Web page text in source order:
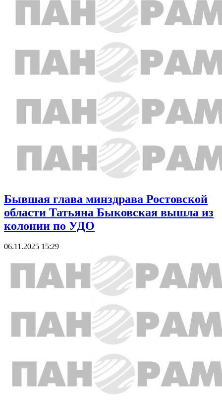
Бывшая глава минздрава Ростовской
области Татьяна Быковская вышла из
колонии по УДО
06.11.2025 15:29